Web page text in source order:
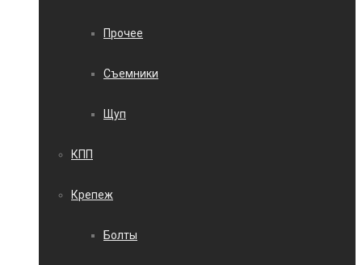
Прочее
Съемники
Щуп
КПП
Крепеж
Болты